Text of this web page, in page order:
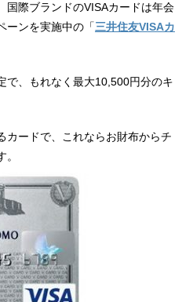
国際ブランドのVISAカードは年会
ーンを実施中の「三井住友VISAカ
で、もれなく最大10,500円分のキ
カードで、これならお財布からチ